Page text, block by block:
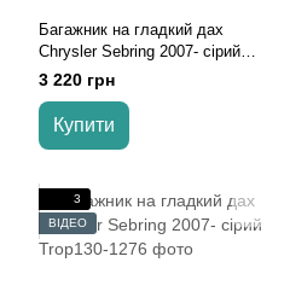
Багажник на гладкий дах
Chrysler Sebring 2007- сірий
Oluksuz
3 220 грн
Купити
3
ВІДЕО